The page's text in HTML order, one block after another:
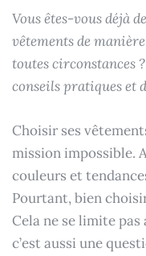
Vous êtes-vous déjà
vêtements de
toutes circonstances
conseils pratiques et
Choisir ses
mission impossible.
couleurs et
Pourtant, bien
Cela ne se limite
c’est aussi une